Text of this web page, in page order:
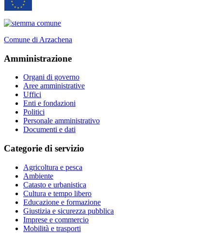
Comune di Arzachena
Amministrazione
Organi di governo
Aree amministrative
Uffici
Enti e fondazioni
Politici
Personale amministrativo
Documenti e dati
Categorie di servizio
Agricoltura e pesca
Ambiente
Catasto e urbanistica
Cultura e tempo libero
Educazione e formazione
Giustizia e sicurezza pubblica
Imprese e commercio
Mobilità e trasporti